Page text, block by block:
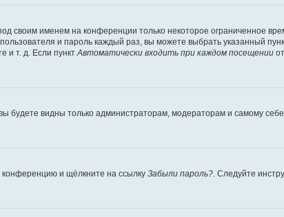
своим именем на конференции только некоторое ограниченное
и пароль каждый раз, вы можете выбрать указанный
и т. д. Если пункт Автоматически входить при каждом посещении
вы будете видны только администраторам, модераторам и самому
конференцию и щёлкните на ссылку Забыли пароль? . Следуйте